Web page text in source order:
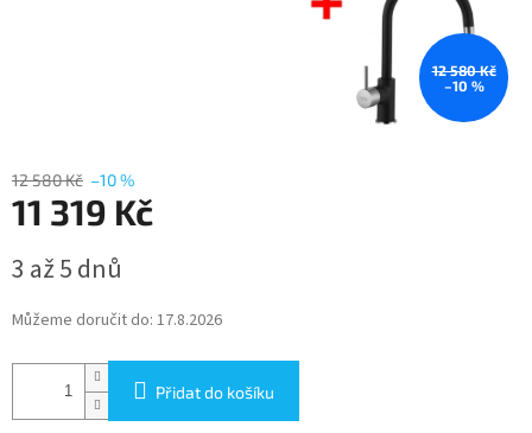
12 580 Kč
–10 %
12 580 Kč –10 %
11 319 Kč
cena:
3 až 5 dnů
Můžeme doručit do: 17.8.2026
Přidat do košíku